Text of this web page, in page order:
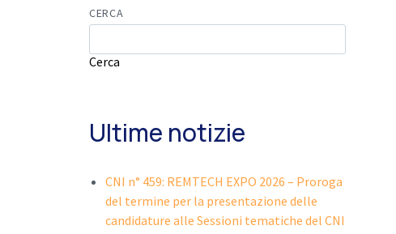
CERCA
Cerca
Ultime notizie
CNI n° 459: REMTECH EXPO 2026 – Proroga
del termine per la presentazione delle
candidature alle Sessioni tematiche del CNI